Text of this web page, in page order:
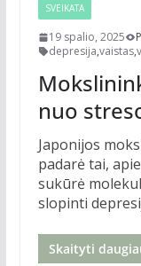
SVEIKATA
19 spalio, 2025
depresija,vaistas,
nuo
Japonijos
padarė tai,
sukūrė
slopinti
Skaityti